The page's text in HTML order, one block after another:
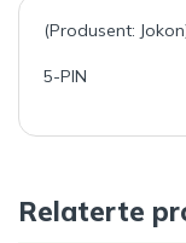
(Produsent:
5-PIN
Relaterte